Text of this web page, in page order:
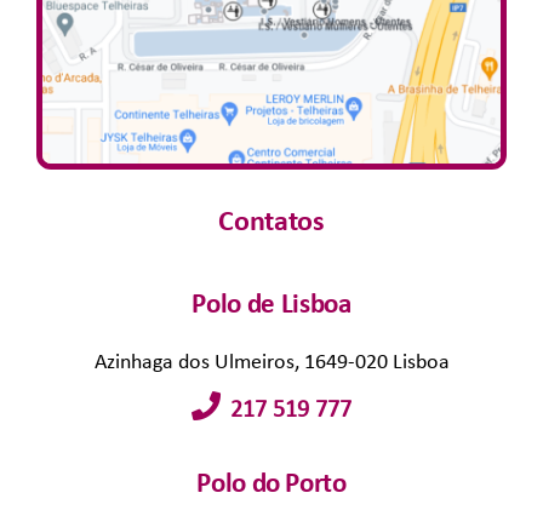
Contatos
Polo de Lisboa
Azinhaga dos Ulmeiros, 1649-020 Lisboa
217 519 777
Polo do Porto